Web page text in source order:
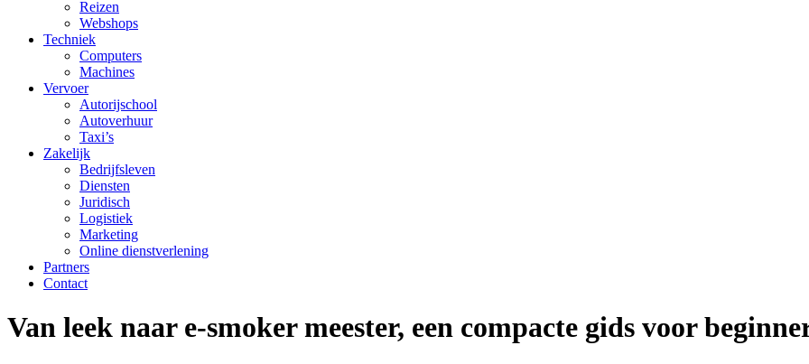
Reizen
Webshops
Techniek
Computers
Machines
Vervoer
Autorijschool
Autoverhuur
Taxi’s
Zakelijk
Bedrijfsleven
Diensten
Juridisch
Logistiek
Marketing
Online dienstverlening
Partners
Contact
Van leek naar e-smoker meester, een compacte gids voor